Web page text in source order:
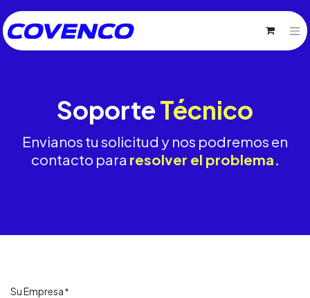
SoporteTécnico
Envianos tu solicitud y nos podremos en
contacto para resolver el problema.
Su Empresa *